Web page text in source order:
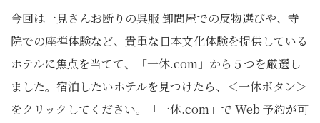
今回は一見さんお断りの呉服 卸問屋での反物選びや、寺
院での座禅体験など、貴重な日本文化体験を提供している
ホテルに焦点を当てて、「⼀休.com」から５つを厳選し
ました。宿泊したいホテルを⾒つけたら、＜⼀休ボタン＞
をクリックしてください。「⼀休.com」で Web 予約が可